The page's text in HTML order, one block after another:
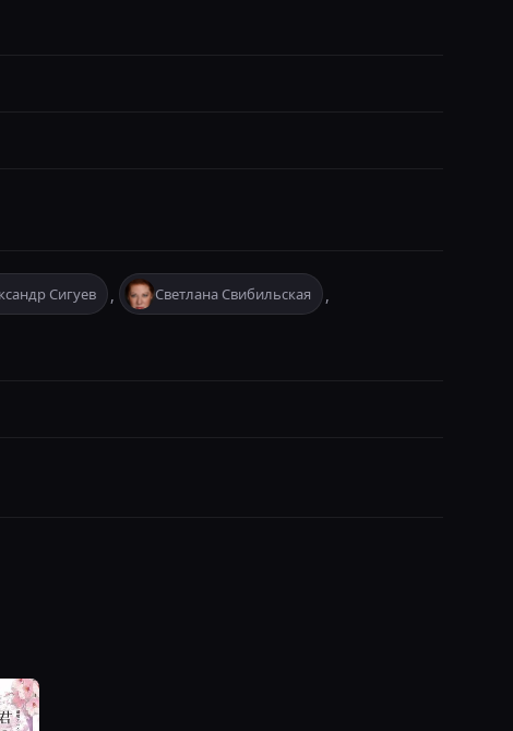
Сигуев , Светлана Свибильская ,